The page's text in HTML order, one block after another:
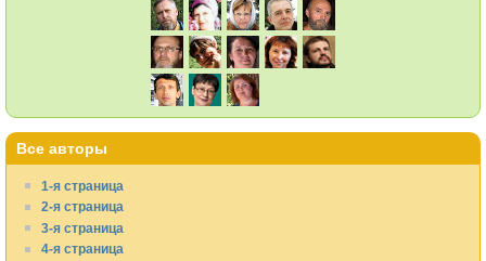
Все авторы
1-я страница
2-я страница
3-я страница
4-я страница